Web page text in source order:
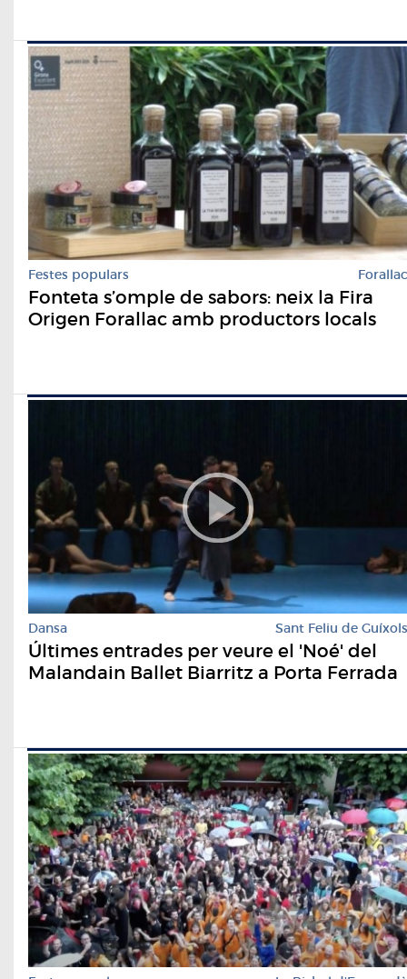
Festes populars Forallac
Fonteta s’omple de sabors: neix la Fira
Origen Forallac amb productors locals
Dansa Sant Feliu de Guíxols
Últimes entrades per veure el 'Noé' del
Malandain Ballet Biarritz a Porta Ferrada